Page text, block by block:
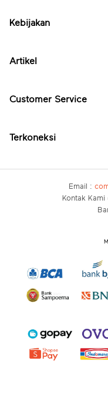
Kebijakan
Artikel
Customer Service
Terkoneksi
Email :
Kontak